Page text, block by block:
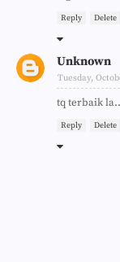
Reply Delete
Unknown
Tuesday,
tq terbaik la..
Reply Delete